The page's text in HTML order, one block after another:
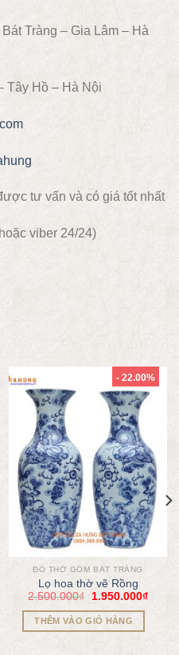
Tràng – Gia Lâm – Hà
Tây Hồ – Hà Nội
tư vấn và có giá tốt nhất
viber 24/24)
- 22.00%
ĐỒ THỜ GỐM BÁT TRÀNG
Lọ hoa thờ vẽ Rồng
2.500.000₫ 1.950.000₫
THÊM VÀO GIỎ HÀNG